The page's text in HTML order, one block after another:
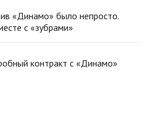
«Динамо» было непросто.
с «зубрами»
контракт с «Динамо»